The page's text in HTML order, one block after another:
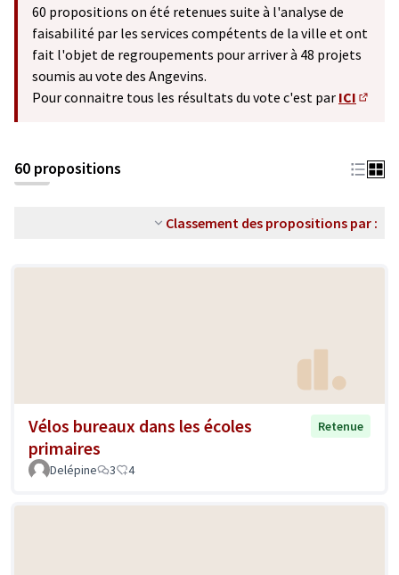
60 propositions on été retenues suite à l'analyse de
faisabilité par les services compétents de la ville et ont
fait l'objet de regroupements pour arriver à 48 projets
soumis au vote des Angevins.
Pour connaitre tous les résultats du vote c'est par ICI
60 propositions
Classement des propositions par :
Vélos bureaux dans les écoles
primaires
Retenue
Delépine 3 4